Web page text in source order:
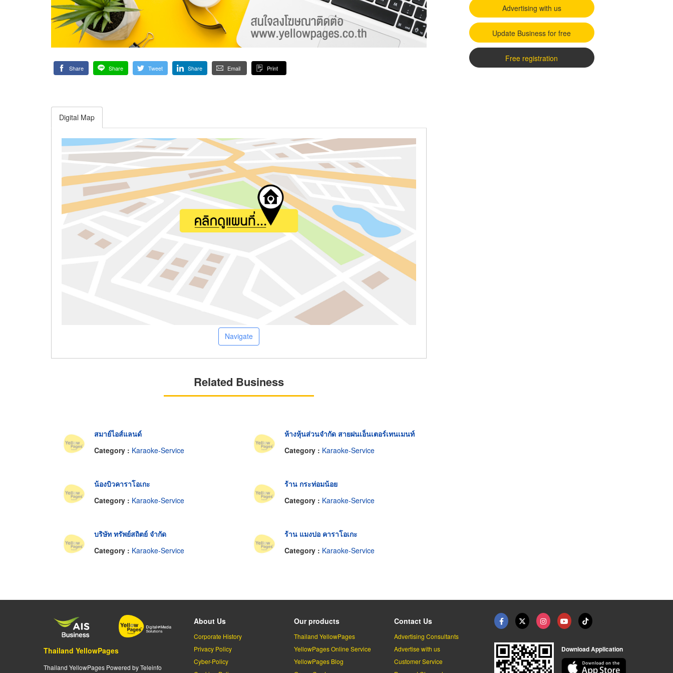
Share Share Tweet Share Email Print
Digital Map
Navigate
Related Business
สมาย์ไอส์แลนด์
Category : Karaoke-Service
ห้างหุ้นส่วนจำกัด สายฝนเอ็นเตอร์เทนเมนท์
Category : Karaoke-Service
น้องบิวคาราโอเกะ
Category : Karaoke-Service
ร้าน กระท่อมน้อย
Category : Karaoke-Service
บริษัท ทรัพย์สถิตย์ จำกัด
Category : Karaoke-Service
ร้าน แมงปอ คาราโอเกะ
Category : Karaoke-Service
Advertising with us
Update Business for free
Free registration
Thailand YellowPages
Thailand YellowPages Powered by Teleinfo
About Us
Corporate History
Privacy Policy
Cyber-Policy
Our products
Thailand YellowPages
YellowPages Online Service
YellowPages Blog
Contact Us
Advertising Consultants
Advertise with us
Customer Service
Download Application